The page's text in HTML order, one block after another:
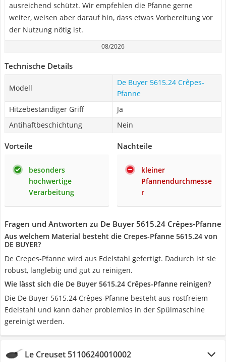
ausreichend schützt. Wir empfehlen die Pfanne gerne
weiter, weisen aber darauf hin, dass etwas Vorbereitung vor
der Nutzung nötig ist.
08/2026
Technische Details
Modell
De Buyer 5615.24 Crêpes-
Pfanne
Hitzebeständiger Griff
Ja
Antihaftbeschichtung
Nein
Vorteile
besonders
hochwertige
Verarbeitung
Nachteile
kleiner
Pfannendurchmesse
r
Fragen und Antworten zu De Buyer 5615.24 Crêpes-Pfanne
Aus welchem Material besteht die Crepes-Pfanne 5615.24 von
DE BUYER?
De Crepes-Pfanne wird aus Edelstahl gefertigt. Dadurch ist sie
robust, langlebig und gut zu reinigen.
Wie lässt sich die De Buyer 5615.24 Crêpes-Pfanne reinigen?
Die De Buyer 5615.24 Crêpes-Pfanne besteht aus rostfreiem
Edelstahl und kann daher problemlos in der Spülmaschine
gereinigt werden.
Le Creuset 51106240010002